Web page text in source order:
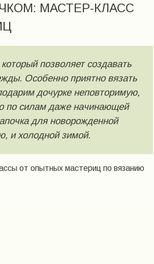
МАСТЕР-КЛАСС
позволяет создавать
Особенно приятно вязать
дочурке неповторимую,
по силам даже начинающей
для новорожденной
и холодной зимой.
от опытных мастериц по вязанию